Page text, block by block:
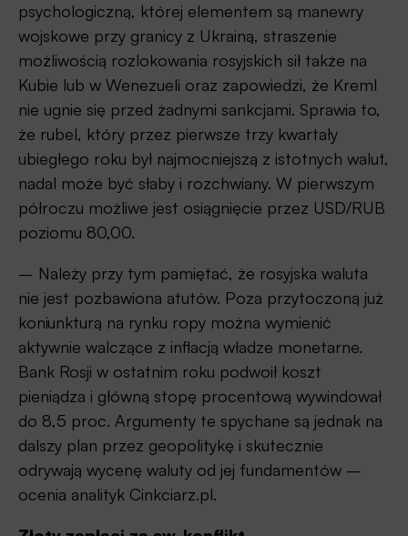
psychologiczną, której elementem są manewry
wojskowe przy granicy z Ukrainą, straszenie
możliwością rozlokowania rosyjskich sił także na
Kubie lub w Wenezueli oraz zapowiedzi, że Kreml
nie ugnie się przed żadnymi sankcjami. Sprawia to,
że rubel, który przez pierwsze trzy kwartały
ubiegłego roku był najmocniejszą z istotnych walut,
nadal może być słaby i rozchwiany. W pierwszym
półroczu możliwe jest osiągnięcie przez USD/RUB
poziomu 80,00.
– Należy przy tym pamiętać, że rosyjska waluta
nie jest pozbawiona atutów. Poza przytoczoną już
koniunkturą na rynku ropy można wymienić
aktywnie walczące z inflacją władze monetarne.
Bank Rosji w ostatnim roku podwoił koszt
pieniądza i główną stopę procentową wywindował
do 8,5 proc. Argumenty te spychane są jednak na
dalszy plan przez geopolitykę i skutecznie
odrywają wycenę waluty od jej fundamentów –
ocenia analityk Cinkciarz.pl.